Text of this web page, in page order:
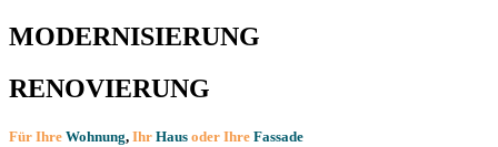
MODERNISIERUNG
RENOVIERUNG
Für Ihre Wohnung, Ihr Haus oder Ihre Fassade